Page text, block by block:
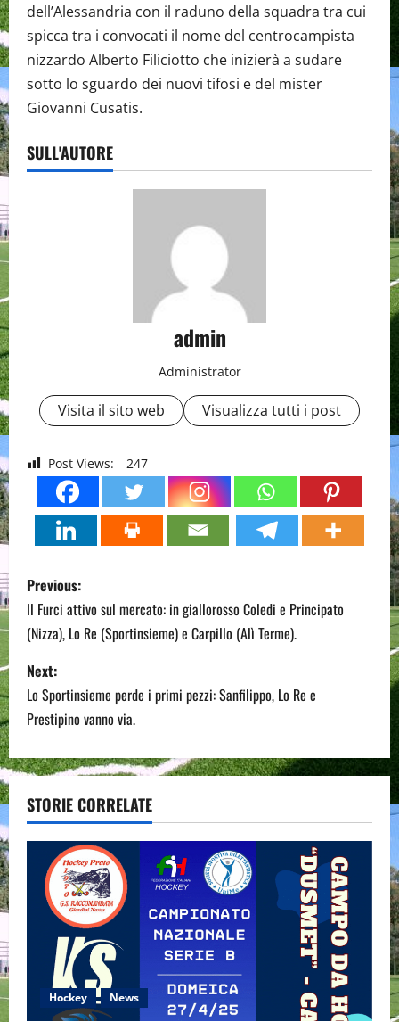
dell’Alessandria con il raduno della squadra tra cui
spicca tra i convocati il nome del centrocampista
nizzardo Alberto Filiciotto che inizierà a sudare
sotto lo sguardo dei nuovi tifosi e del mister
Giovanni Cusatis.
SULL'AUTORE
admin
Administrator
Visita il sito web Visualizza tutti i post
Post Views: 247
P
o
s
t
n
a
v
i
Previous:
Il Furci attivo sul mercato: in giallorosso Coledi e Principato
(Nizza), Lo Re (Sportinsieme) e Carpillo (Alì Terme).
Next:
Lo Sportinsieme perde i primi pezzi: Sanfilippo, Lo Re e
Prestipino vanno via.
STORIE CORRELATE
Hockey News